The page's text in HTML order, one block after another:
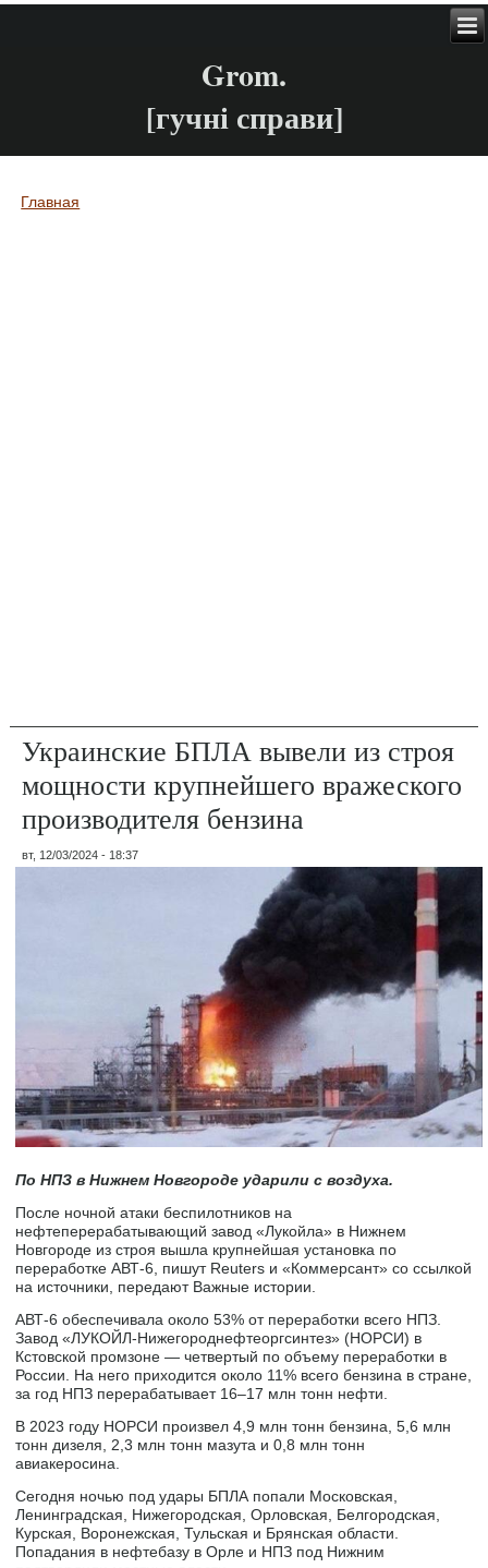
Grom.
[гучні справи]
Вы здесь
Главная
Украинские БПЛА вывели из строя
мощности крупнейшего вражеского
производителя бензина
вт, 12/03/2024 - 18:37
По НПЗ в Нижнем Новгороде ударили с воздуха.
Поcле ночной атаки беспилотников на
нефтеперерабатывающий завод «Лукойла» в Нижнем
Новгороде из строя вышла крупнейшая установка по
переработке АВТ-6, пишут Reuters и «Коммерсант» со ссылкой
на источники, передают Важные истории.
АВТ-6 обеспечивала около 53% от переработки всего НПЗ.
Завод «ЛУКОЙЛ-Нижегороднефтеоргсинтез» (НОРСИ) в
Кстовской промзоне — четвертый по объему переработки в
России. На него приходится около 11% всего бензина в стране,
за год НПЗ перерабатывает 16–17 млн тонн нефти.
В 2023 году НОРСИ произвел 4,9 млн тонн бензина, 5,6 млн
тонн дизеля, 2,3 млн тонн мазута и 0,8 млн тонн
авиакеросина.
Сегодня ночью под удары БПЛА попали Московская,
Ленинградская, Нижегородская, Орловская, Белгородская,
Курская, Воронежская, Тульская и Брянская области.
Попадания в нефтебазу в Орле и НПЗ под Нижним